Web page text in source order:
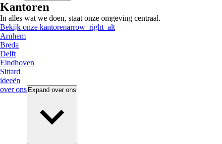
Kantoren
In alles wat we doen, staat onze omgeving centraal.
Bekijk onze kantorenarrow_right_alt
Arnhem
Breda
Delft
Eindhoven
Sittard
ideeën
over ons Expand over ons